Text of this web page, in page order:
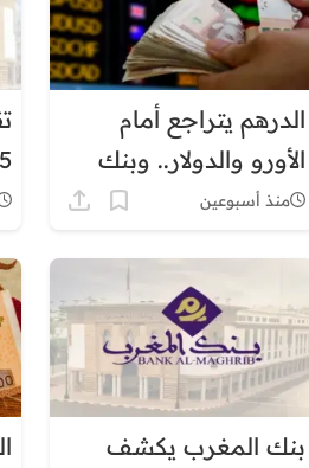
الدرهم يتراجع أمام
الأورو والدولار.. وبنك
المغرب يكشف تطورات
منذ أسبوعين
بنك المغرب يكشف